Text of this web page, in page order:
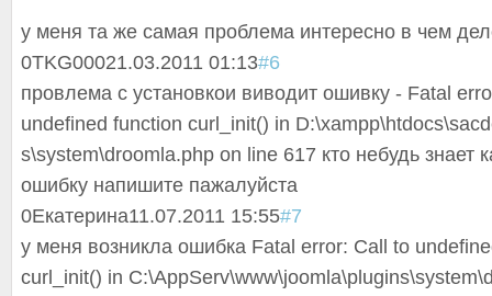
у меня та же самая проблема интересно в чем
0TKG00021.03.2011 01:13#6
провлема с установкои виводит ошивку - Fatal
undefined function curl_init() in D:\xampp\htdocs
s\system\drooml a.php on line 617 кто небудь знает
ошибку напишите пажалуйста
0Екатерина11.07.2011 15:55#7
у меня возникла ошибка Fatal error: Call to
curl_init() in C:\AppServ\www\joomla\plugins\